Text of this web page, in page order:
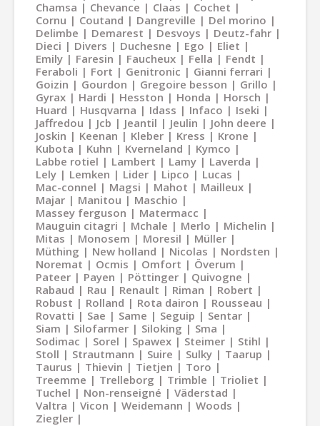
Chamsa
Chevance Claas
Cochet
Cornu
Coutand Dangreville
Del morino
Delimbe
Demarest Desvoys
Deutz-fahr
Dieci
Divers Duchesne Ego
Eliet
Emily
Faresin Faucheux Fella
Fendt
Feraboli
Fort Genitronic
Gianni ferrari
Goizin
Gourdon Gregoire besson
Grillo
Gyrax
Hardi Hesston Honda
Horsch
Huard
Husqvarna Idass Infaco
Iseki
Jaffredou
Jcb Jeantil Jeulin
John deere
Joskin
Keenan Kleber Kress
Krone
Kubota
Kuhn Kverneland
Kymco
Labbe rotiel
Lambert Lamy
Laverda
Lely
Lemken Lider Lipco
Lucas
Mac-connel
Magsi Mahot
Mailleux
Majar
Manitou
Maschio
Massey ferguson
Matermacc
Mauguin citagri
Mchale Merlo
Michelin
Mitas
Monosem Moresil
Müller
Müthing
New holland Nicolas
Nordsten
Noremat
Ocmis Omfort
Överum
Pateer
Payen Pöttinger
Quivogne
Rabaud
Rau Renault Riman
Robert
Robust
Rolland Rota dairon
Rousseau
Rovatti
Sae Same Seguip
Sentar
Siam
Silofarmer Siloking
Sma
Sodimac
Sorel Spawex Steimer
Stihl
Stoll
Strautmann Suire Sulky
Taarup
Taurus
Thievin Tietjen
Toro
Treemme
Trelleborg Trimble
Trioliet
Tuchel
Non-renseigné
Väderstad
Valtra
Vicon Weidemann
Woods
Ziegler